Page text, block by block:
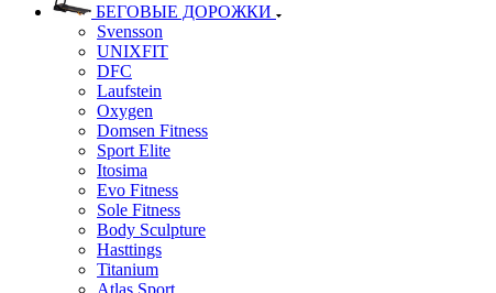
БЕГОВЫЕ ДОРОЖКИ
Svensson
UNIXFIT
DFC
Laufstein
Oxygen
Domsen Fitness
Sport Elite
Itosima
Evo Fitness
Sole Fitness
Body Sculpture
Hasttings
Titanium
Atlas Sport